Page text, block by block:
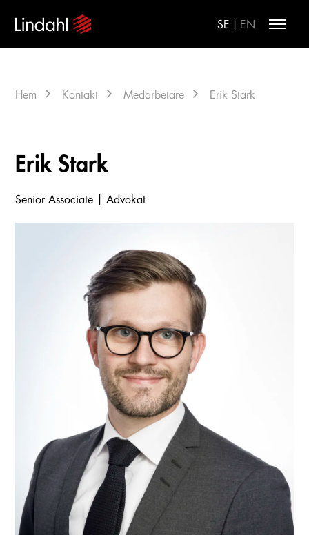
SE EN
Hem Kontakt Medarbetare Erik Stark
Erik Stark
Senior Associate | Advokat